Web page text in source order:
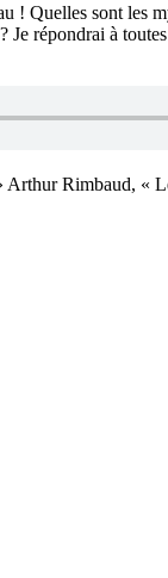
! Quelles sont les
répondrai à
Arthur Rimbaud, «